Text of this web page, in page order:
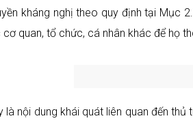
kháng nghị theo quy định tại Mục
quan, tổ chức, cá nhân khác để họ
là nội dung khái quát liên quan đến thủ